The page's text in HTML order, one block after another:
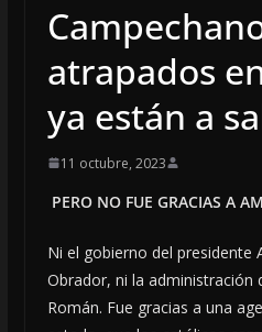
atrapados
ya están a
11 octubre, 2023
PERO NO FUE GRACIAS A
Ni el gobierno del presidente
Obrador, ni la administración
Román. Fue gracias a una